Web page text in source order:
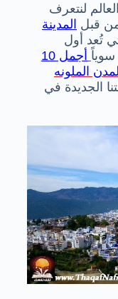
لنتعرف
قبل المدينة
تُعد أول
أجمل 10
الملونه
الجديدة في